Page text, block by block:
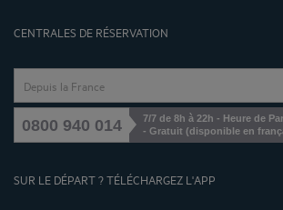
CENTRALES DE RÉSERVATION
Depuis la France
0800 940 014
7/7 de 8h à 22h - Heure de
- Gratuit (disponible en
SUR LE DÉPART ? TÉLÉCHARGEZ L'APP